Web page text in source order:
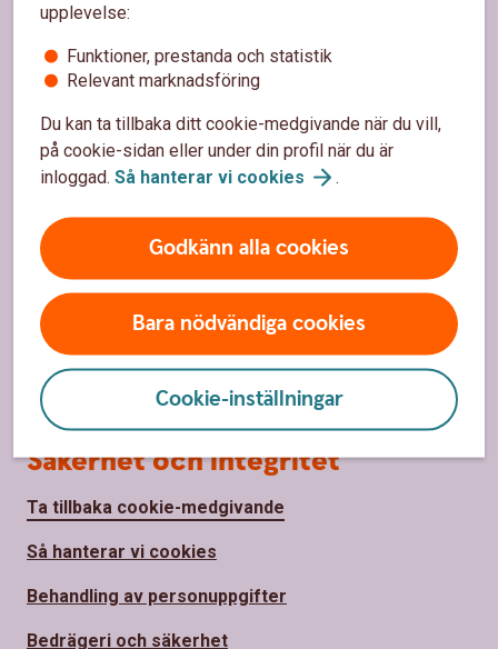
upplevelse:
Funktioner, prestanda och statistik
Relevant marknadsföring
Du kan ta tillbaka ditt cookie-medgivande när du vill,
på cookie-sidan eller under din profil när du är
inloggad. Så hanterar vi cookies .
Godkänn alla cookies
Bara nödvändiga cookies
Cookie-inställningar
Kontor och öppettider
Spärrhjälp
Om oss
Om Ålems Sparbank
Hållbarhet
Samhällsengagemang
Jobba hos oss
Säkerhet och integritet
Ta tillbaka cookie-medgivande
Så hanterar vi cookies
Behandling av personuppgifter
Bedrägeri och säkerhet